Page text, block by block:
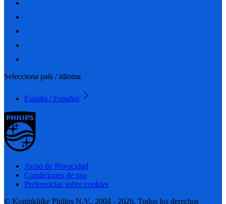
Selecciona país / idioma
España / Español
Aviso de Privacidad
Condiciones de uso
Preferencias sobre cookies
© Koninklijke Philips N.V., 2004 - 2026. Todos los derechos